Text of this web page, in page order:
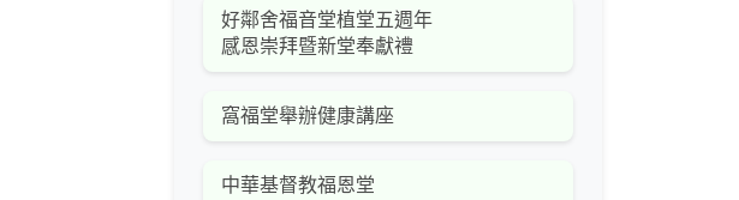
好鄰舍福音堂植堂五週年
感恩崇拜暨新堂奉獻禮
窩福堂舉辦健康講座
中華基督教福恩堂